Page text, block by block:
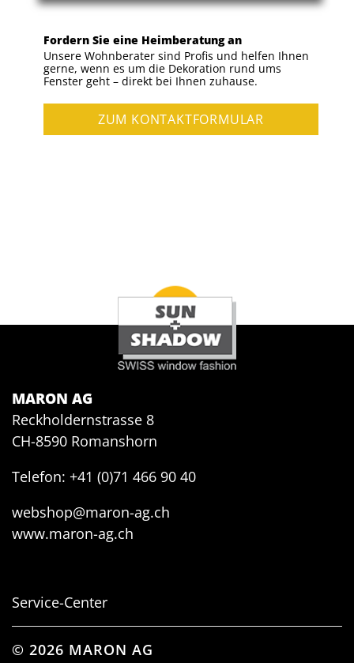
Fordern Sie eine Heimberatung an
Unsere Wohnberater sind Profis und helfen Ihnen
gerne, wenn es um die Dekoration rund ums
Fenster geht – direkt bei Ihnen zuhause.
ZUM KONTAKTFORMULAR
MARON AG
Reckholdernstrasse 8
CH-8590 Romanshorn
Telefon: +41 (0)71 466 90 40
webshop@maron-ag.ch
www.maron-ag.ch
Service-Center
© 2026 MARON AG